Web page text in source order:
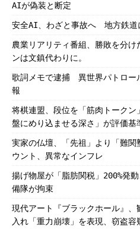
AIが偽装と断定
安全AI、わざと事故へ 地方鉄道
農業リアリティ番組、勝敗を分
ンは文鎮代わりに。
歌詞メモで逮捕 異世界パトロー
報
将棋連盟、段位を「筋肉トーク
盤にめり込ませる深さ」が評価基
実家の仏壇、「先祖」より「難
ウント、異常なインフレ
揚げ物屋が「脂肪関税」200%発
備隊が拘束
現代アート『ブラックホール』
入れ「重力崩壊」を表現、窃盗容